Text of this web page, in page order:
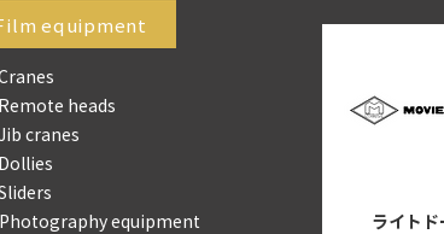
equipment
Remote heads
cranes
Dollies
Photography equipment
ライト